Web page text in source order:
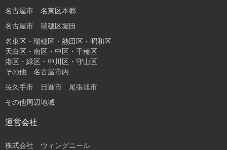
名古屋市 名東区本郷
名古屋市 瑞穂区堀田
名東区・瑞穂区・熱田区・昭和区
天白区・南区・中区・千種区
港区・緑区・中川区・守山区
その他 名古屋市内
長久手市 日進市 尾張旭市
その他周辺地域
運営会社
株式会社 ウィングニール